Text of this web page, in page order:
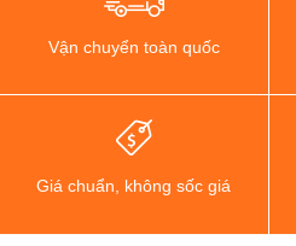
Vận chuyển toàn quốc
Giá chuẩn, không sốc giá